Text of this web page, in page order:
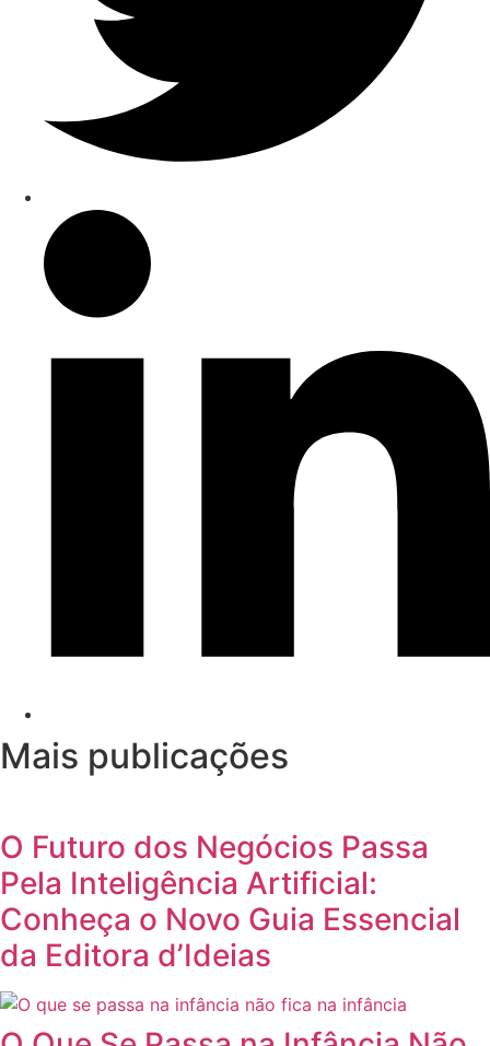
Mais publicações
O Futuro dos Negócios Passa
Pela Inteligência Artificial:
Conheça o Novo Guia Essencial
da Editora d’Ideias